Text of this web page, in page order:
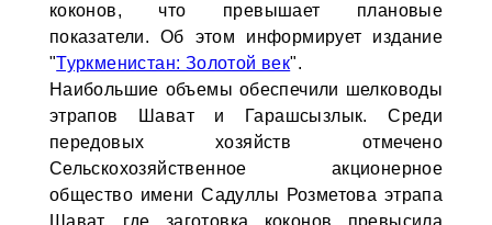
коконов, что превышает плановые
показатели. Об этом информирует издание
"Туркменистан: Золотой век".
Наибольшие объемы обеспечили шелководы
этрапов Шават и Гарашсызлык. Среди
передовых хозяйств отмечено
Сельскохозяйственное акционерное
общество имени Садуллы Розметова этрапа
Шават, где заготовка коконов превысила